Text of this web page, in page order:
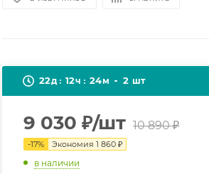
22д 12ч 24м 2 шт
9 030 ₽/шт 10 890₽
-17% Экономия1 860 ₽
в наличии